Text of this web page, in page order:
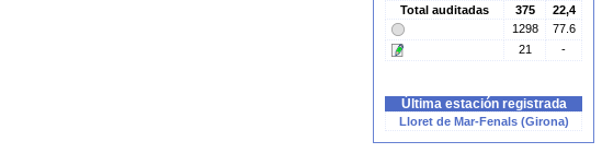
Total auditadas
375
22,4
1298
77.6
21
-
Última estación registrada
Lloret de Mar-Fenals (Girona)